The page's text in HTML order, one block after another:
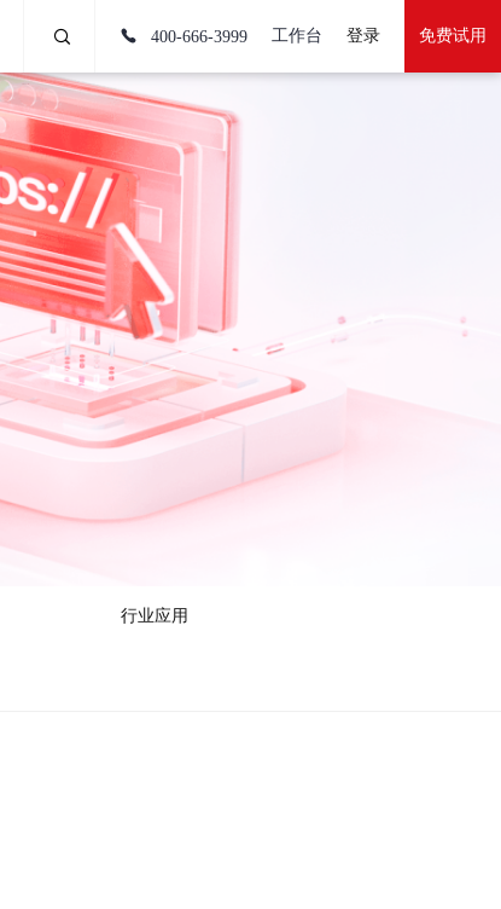
400-666-3999 工作台 登录 免费试用
行业应用